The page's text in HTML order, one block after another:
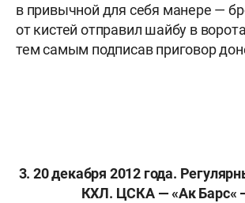
в привычной для себя манере —
от кистей отправил шайбу в
тем самым подписав приговор
3. 20 декабря 2012 года.
КХЛ. ЦСКА —«Ак Барс«